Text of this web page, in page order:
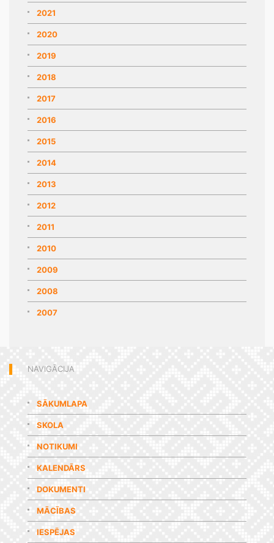
2021
2020
2019
2018
2017
2016
2015
2014
2013
2012
2011
2010
2009
2008
2007
NAVIGĀCIJA
SĀKUMLAPA
SKOLA
NOTIKUMI
KALENDĀRS
DOKUMENTI
MĀCĪBAS
IESPĒJAS